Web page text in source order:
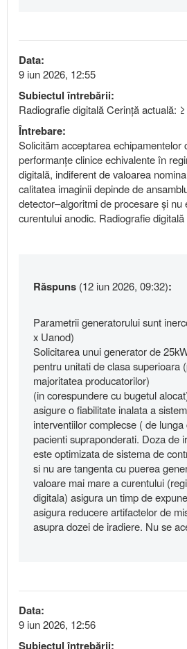
Data:
9 iun 2026, 12:55
Subiectul întrebării:
Radiografie digitală Cerință actuală:
Întrebare:
Solicităm acceptarea echipamentelor
performanțe clinice echivalente în
digitală, indiferent de valoarea
calitatea imaginii depinde de
detector–algoritmi de procesare și nu
curentului anodic. Radiografie
Răspuns (12 iun 2026, 09:32):
Parametrii generatorului sunt
x Uanod)
Solicitarea unui generator de
pentru unitati de clasa superioara
majoritatea producatorilor)
(in corespundere cu bugetul
asigure o fiabilitate inalata a
interventiilor complecse ( de
pacienti supraponderati. Doza de
este optimizata de sistema de
si nu are tangenta cu puerea
valoare mai mare a curentului
digitala) asigura un timp de
asigura reducere artifactelor de
asupra dozei de iradiere. Nu se
Data:
9 iun 2026, 12:56
Subiectul întrebării: